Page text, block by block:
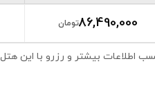
86,490,000تومان
اطلاعات بیشتر و رزرو با این هتل